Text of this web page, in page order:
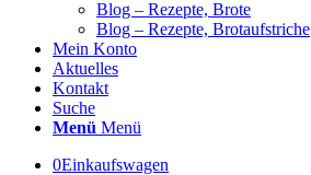
Blog – Rezepte, Brote
Blog – Rezepte, Brotaufstriche
Mein Konto
Aktuelles
Kontakt
Suche
Menü Menü
0Einkaufswagen